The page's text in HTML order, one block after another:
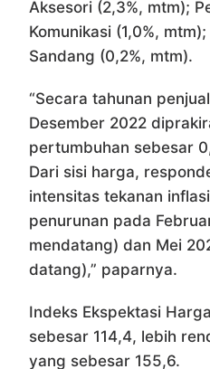
Aksesori (2,3%, mtm);
Komunikasi (1,0%,
Sandang (0,2%, mtm).
“Secara tahunan
Desember 2022
pertumbuhan sebesar
Dari sisi harga,
intensitas tekanan
penurunan pada
mendatang) dan Mei
datang),” paparnya.
Indeks Ekspektasi
sebesar 114,4, lebih
yang sebesar 155,6.